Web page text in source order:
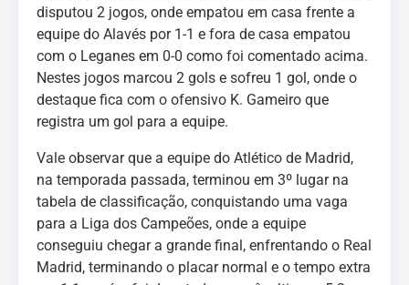
disputou 2 jogos, onde empatou em casa frente a
equipe do Alavés por 1-1 e fora de casa empatou
com o Leganes em 0-0 como foi comentado acima.
Nestes jogos marcou 2 gols e sofreu 1 gol, onde o
destaque fica com o ofensivo K. Gameiro que
registra um gol para a equipe.
Vale observar que a equipe do Atlético de Madrid,
na temporada passada, terminou em 3º lugar na
tabela de classificação, conquistando uma vaga
para a Liga dos Campeões, onde a equipe
conseguiu chegar a grande final, enfrentando o Real
Madrid, terminando o placar normal e o tempo extra